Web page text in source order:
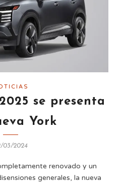
se presenta
York
03/2024
renovado y un
generales, la nueva